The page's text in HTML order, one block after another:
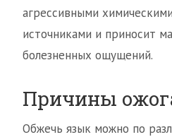
агрессивными
источниками и приносит
болезненных ощущений.
Причины
Обжечь язык можно по